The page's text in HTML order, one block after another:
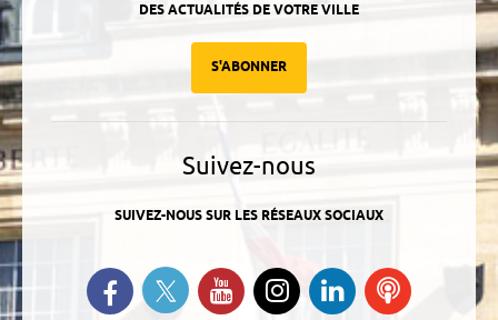
DES ACTUALITÉS DE VOTRE VILLE
S'ABONNER
Suivez-nous
SUIVEZ-NOUS SUR LES RÉSEAUX SOCIAUX
Retrouvez-nous sur Facebook
Suivez-nous sur Twitter
Suivez-nous sur YouTube
Suivez-nous sur
Instagram
Retrouvez-
nous sur
Ecoutez